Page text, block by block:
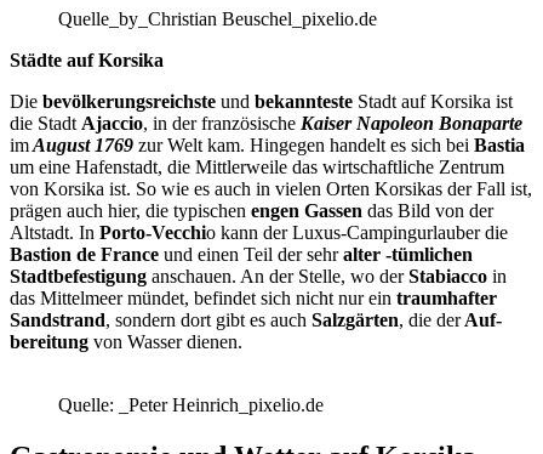
Quelle_by_Christian Beuschel_pixelio.de
Städte auf Korsika
Die bevölkerungsreichste und bekannteste Stadt auf Korsika ist
die Stadt Ajaccio, in der französische Kaiser Napoleon Bonaparte
imAugust 1769 zur Welt kam. Hingegen handelt es sich bei Bastia
um eine Hafenstadt, die Mittlerweile das wirtschaftliche Zentrum
von Korsika ist. So wie es auch in vielen Orten Korsikas der Fall ist,
prägen auch hier, die typischen engen Gassen das Bild von der
Altstadt. In Porto-Vecchio kann der Luxus-Campingurlauber die
Bastion de France und einen Teil der sehralter -tümlichen
Stadtbefestigung anschauen. An der Stelle, wo derStabiacco in
das Mittelmeer mündet, befindet sich nicht nur ein traumhafter
Sandstrand, sondern dort gibt es auch Salzgärten, die derAuf-
bereitung von Wasser dienen.
Quelle: _Peter Heinrich_pixelio.de